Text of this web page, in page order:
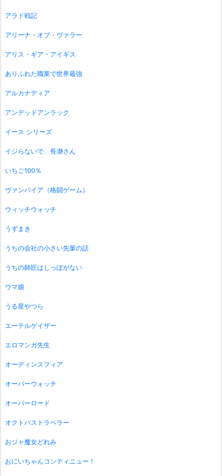
アラド戦記
アリーナ・オブ・ヴァラー
アリス・ギア・アイギス
ありふれた職業で世界最強
アルカナディア
アンデッドアンラック
イース シリーズ
イジらないで、長瀞さん
いちご100％
ヴァンパイア（格闘ゲーム）
ウィッチウォッチ
うずまき
うちの会社の小さい先輩の話
うちの師匠はしっぽがない
ウマ娘
うる星やつら
エーテルゲイザー
エロマンガ先生
オーディンスフィア
オーバーウォッチ
オーバーロード
オクトパストラベラー
おジャ魔女どれみ
おにいちゃんコンティニュー！